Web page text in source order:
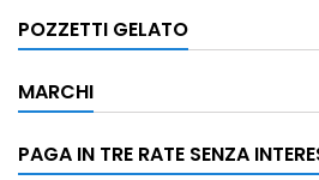
POZZETTI GELATO
MARCHI
PAGA IN TRE RATE SENZA